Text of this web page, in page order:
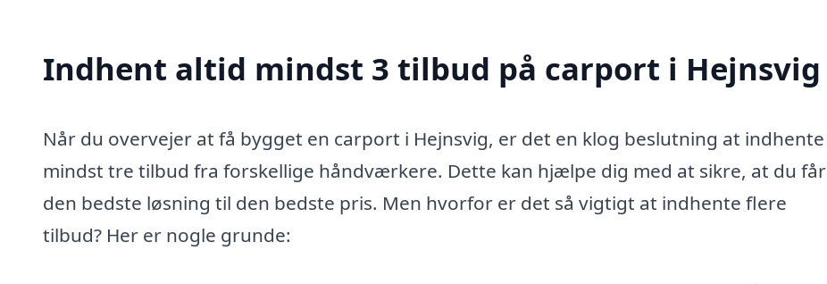
Indhent altid mindst 3 tilbud på carport i Hejnsvig
Når du overvejer at få bygget en carport i Hejnsvig, er det en klog beslutning at indhente
mindst tre tilbud fra forskellige håndværkere. Dette kan hjælpe dig med at sikre, at du får
den bedste løsning til den bedste pris. Men hvorfor er det så vigtigt at indhente flere
tilbud? Her er nogle grunde: